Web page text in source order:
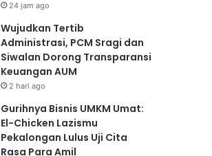
24 jam ago
Wujudkan Tertib
Administrasi, PCM Sragi dan
Siwalan Dorong Transparansi
Keuangan AUM
2 hari ago
Gurihnya Bisnis UMKM Umat:
El-Chicken Lazismu
Pekalongan Lulus Uji Cita
Rasa Para Amil